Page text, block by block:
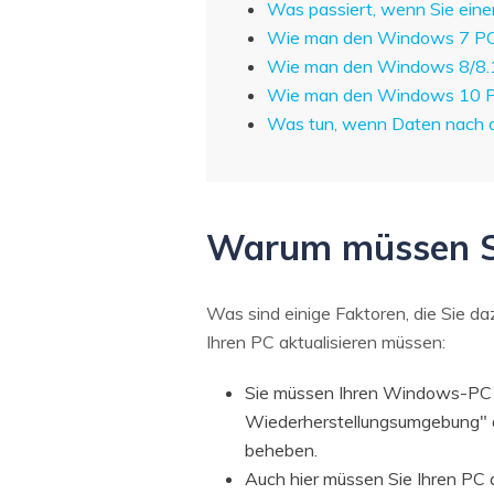
Was passiert, wenn Sie
Wie man den Windows 7
Wie man den Windows 8/
Wie man den Windows 10
Was tun, wenn Daten nach
Warum müssen
Was sind einige Faktoren, die Sie
Ihren PC aktualisieren müssen:
Sie müssen Ihren Windows-
beheben.
Auch hier müssen Sie Ihren